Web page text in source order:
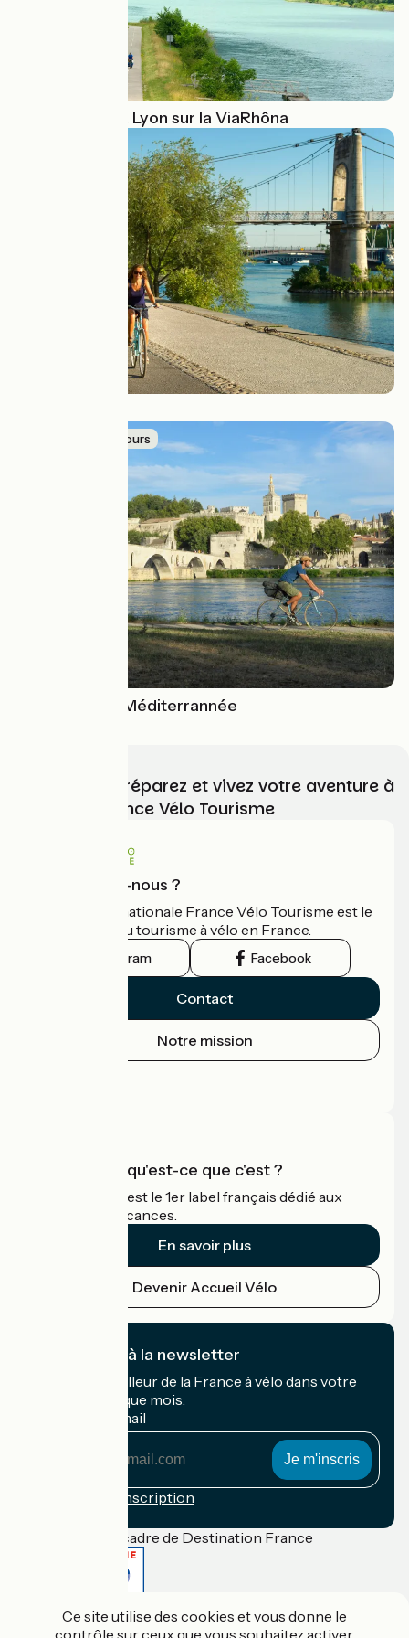
Du lac Léman à Lyon sur la ViaRhôna
Idée de parcours
D'Avignon à la Méditerrannée
Choisissez, préparez et vivez votre aventure à
vélo avec France Vélo Tourisme
Qui sommes-nous ?
L'association nationale France Vélo Tourisme est le
guide officiel du tourisme à vélo en France.
Instagram Facebook
Contact
Notre mission
Accueil Vélo qu'est-ce que c'est ?
Accueil Vélo c'est le 1er label français dédié aux
cyclistes en vacances.
En savoir plus
Devenir Accueil Vélo
Je m'abonne à la newsletter
Recevez le meilleur de la France à vélo dans votre
boîte mail chaque mois.
Mon adresse mail
Conditions d'inscription
Financé dans le cadre de Destination France
Accueil Vélo Pro
Ce site utilise des cookies et vous donne le
contrôle sur ceux que vous souhaitez activer